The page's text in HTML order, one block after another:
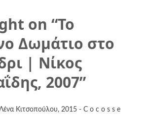
on “Το
Δωμάτιο στο
| Νίκος
2007”
Κιτσοπούλου, 2015 - C o c o s s e